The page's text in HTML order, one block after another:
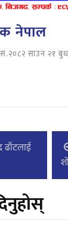
नेपाल
साउन २१
ढाँटलाई